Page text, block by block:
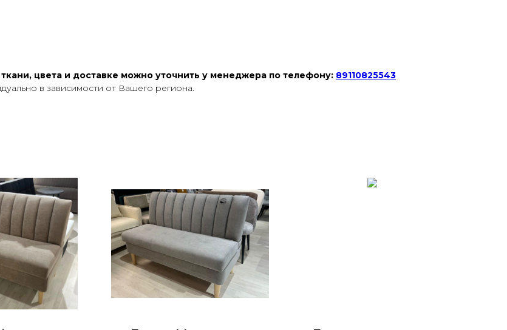
цвета и доставке можно уточнить у менеджера по телефону: 89110825543
в зависимости от Вашего региона.